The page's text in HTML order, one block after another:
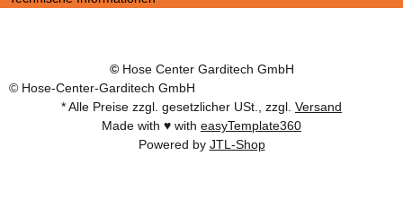
© Hose Center Garditech GmbH
© Hose-Center-Garditech GmbH
Made with ♥ with easyTemplate360
* Alle Preise zzgl. gesetzlicher USt., zzgl. Versand
Powered by JTL-Shop